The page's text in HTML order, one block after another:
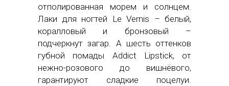
отполированная морем и солнцем.
Лаки для ногтей Le Vernis – белый,
коралловый и бронзовый –
подчеркнут загар. А шесть оттенков
губной помады Addict Lipstick, от
нежно-розового до вишнёвого,
гарантируют сладкие поцелуи.